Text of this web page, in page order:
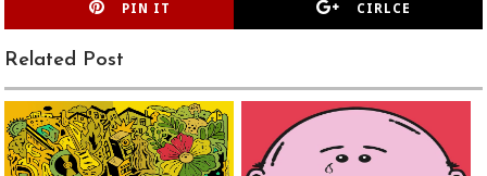
PIN IT CIRLCE
Related Post